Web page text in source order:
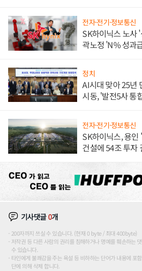
전자·전기·정보통신
SK하이닉스 노사
곽노정 'N% 성과
정치
AI시대 맞아 25년
시동, '발전5사 통
전자·전기·정보통신
SK하이닉스, 용
건설에 54조 투자
기사댓글0개
200자까지 쓰실 수 있습니다. (현재 0 byte / 최대 400byte)
저작권 등 다른 사람의 권리를 침해하거나 명예를 훼손하는
수 있습니다.
타인에게 불쾌감을 주는 욕설 등 비하하는 단어가 내용에 포
단에 의해 삭제 합니다.